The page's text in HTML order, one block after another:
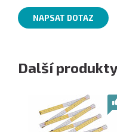
NAPSAT DOTAZ
Další